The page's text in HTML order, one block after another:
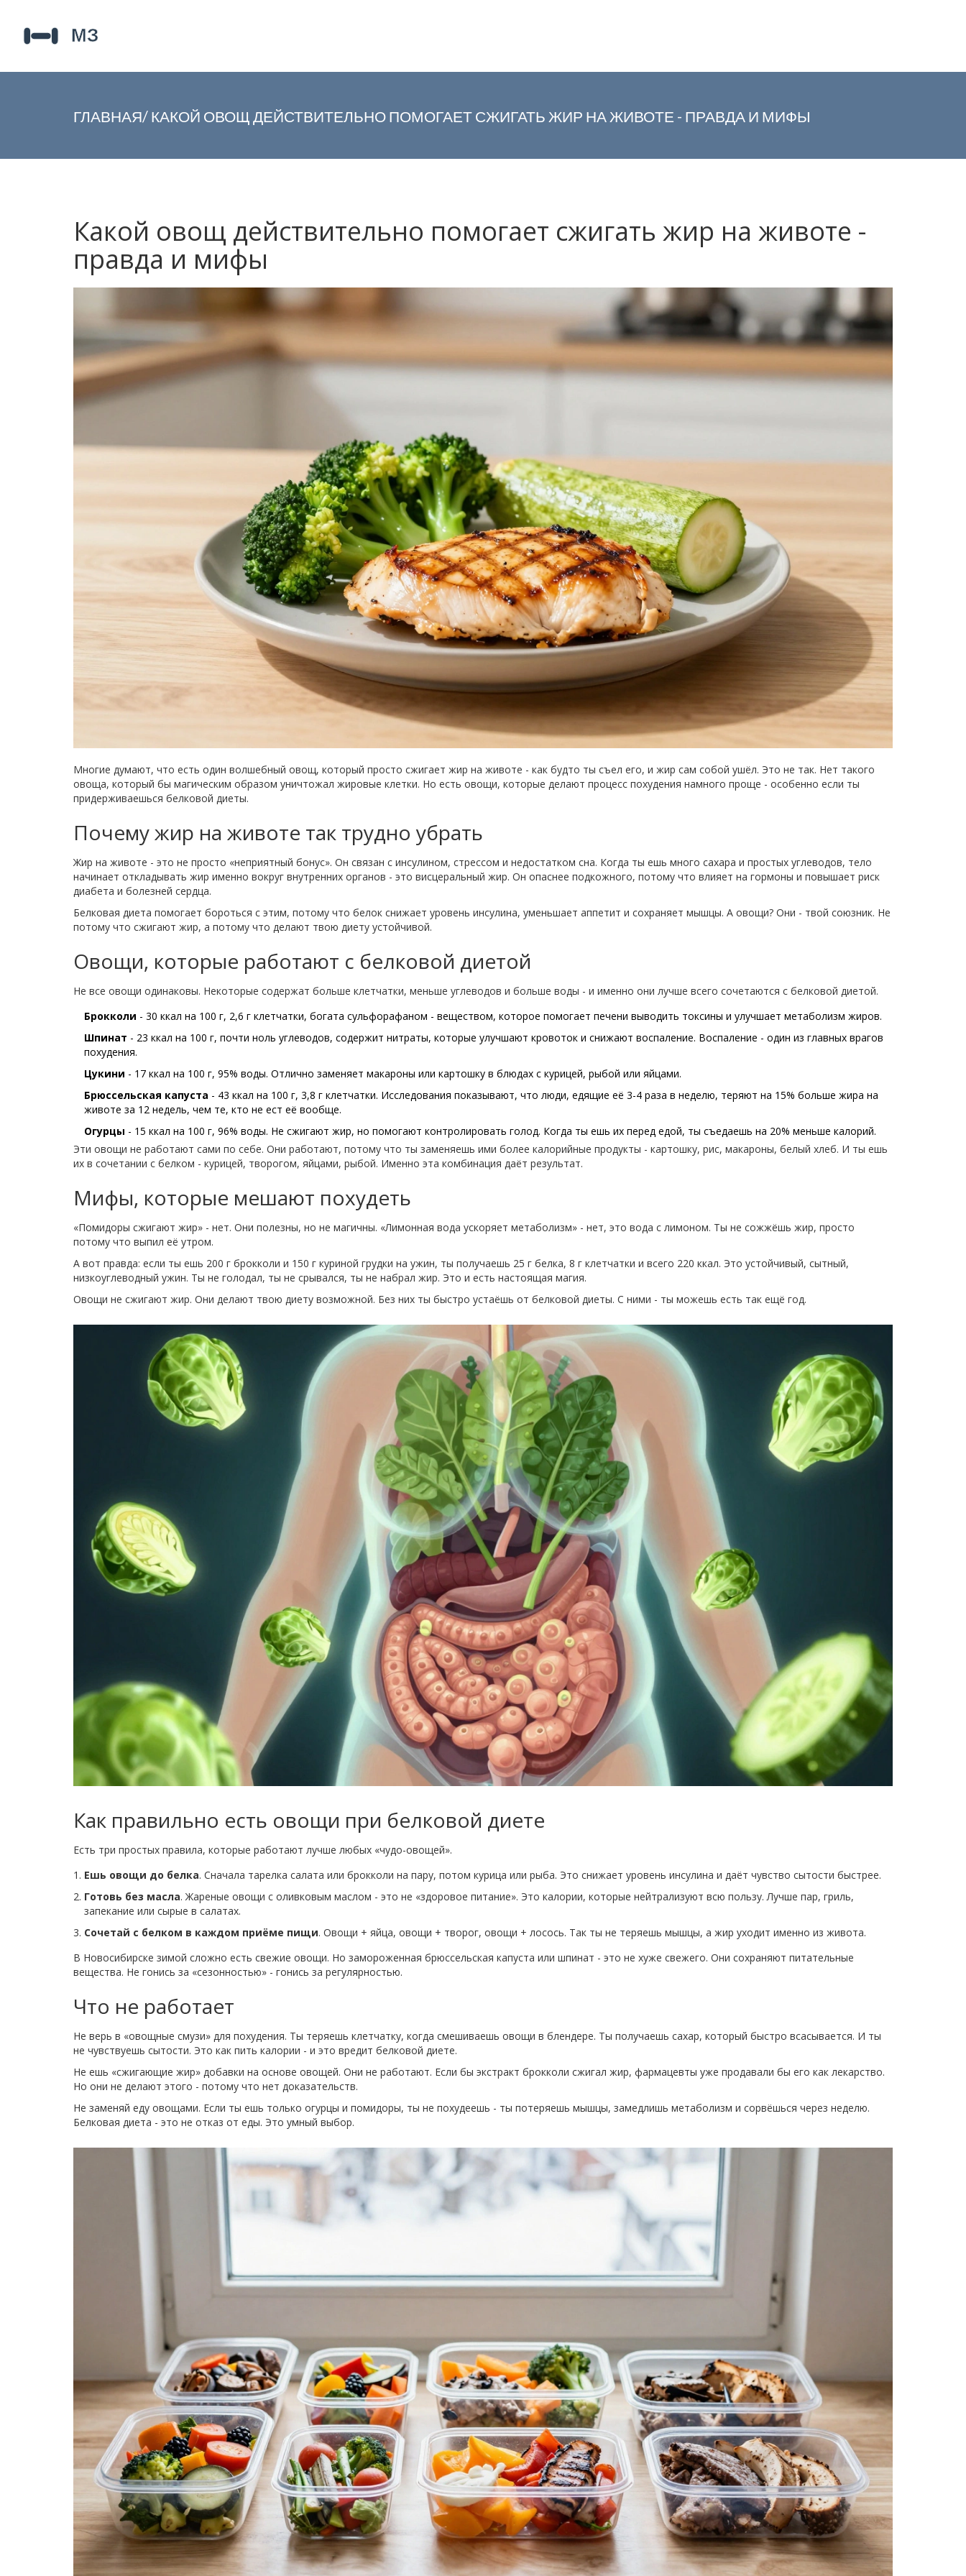
ГЛАВНАЯ/ КАКОЙ ОВОЩ ДЕЙСТВИТЕЛЬНО ПОМОГАЕТ СЖИГАТЬ ЖИР НА ЖИВОТЕ - ПРАВДА И МИФЫ
Какой овощ действительно помогает сжигать жир на животе -
правда и мифы
Многие думают, что есть один волшебный овощ, который просто сжигает жир на животе - как будто ты съел его, и жир сам собой ушёл. Это не так. Нет такого
овоща, который бы магическим образом уничтожал жировые клетки. Но есть овощи, которые делают процесс похудения намного проще - особенно если ты
придерживаешься белковой диеты.
Почему жир на животе так трудно убрать
Жир на животе - это не просто «неприятный бонус». Он связан с инсулином, стрессом и недостатком сна. Когда ты ешь много сахара и простых углеводов, тело
начинает откладывать жир именно вокруг внутренних органов - это висцеральный жир. Он опаснее подкожного, потому что влияет на гормоны и повышает риск
диабета и болезней сердца.
Белковая диета помогает бороться с этим, потому что белок снижает уровень инсулина, уменьшает аппетит и сохраняет мышцы. А овощи? Они - твой союзник. Не
потому что сжигают жир, а потому что делают твою диету устойчивой.
Овощи, которые работают с белковой диетой
Не все овощи одинаковы. Некоторые содержат больше клетчатки, меньше углеводов и больше воды - и именно они лучше всего сочетаются с белковой диетой.
Брокколи - 30 ккал на 100 г, 2,6 г клетчатки, богата сульфорафаном - веществом, которое помогает печени выводить токсины и улучшает метаболизм жиров.
Шпинат - 23 ккал на 100 г, почти ноль углеводов, содержит нитраты, которые улучшают кровоток и снижают воспаление. Воспаление - один из главных врагов
похудения.
Цукини - 17 ккал на 100 г, 95% воды. Отлично заменяет макароны или картошку в блюдах с курицей, рыбой или яйцами.
Брюссельская капуста - 43 ккал на 100 г, 3,8 г клетчатки. Исследования показывают, что люди, едящие её 3-4 раза в неделю, теряют на 15% больше жира на
животе за 12 недель, чем те, кто не ест её вообще.
Огурцы - 15 ккал на 100 г, 96% воды. Не сжигают жир, но помогают контролировать голод. Когда ты ешь их перед едой, ты съедаешь на 20% меньше калорий.
Эти овощи не работают сами по себе. Они работают, потому что ты заменяешь ими более калорийные продукты - картошку, рис, макароны, белый хлеб. И ты ешь
их в сочетании с белком - курицей, творогом, яйцами, рыбой. Именно эта комбинация даёт результат.
Мифы, которые мешают похудеть
«Помидоры сжигают жир» - нет. Они полезны, но не магичны. «Лимонная вода ускоряет метаболизм» - нет, это вода с лимоном. Ты не сожжёшь жир, просто
потому что выпил её утром.
А вот правда: если ты ешь 200 г брокколи и 150 г куриной грудки на ужин, ты получаешь 25 г белка, 8 г клетчатки и всего 220 ккал. Это устойчивый, сытный,
низкоуглеводный ужин. Ты не голодал, ты не срывался, ты не набрал жир. Это и есть настоящая магия.
Овощи не сжигают жир. Они делают твою диету возможной. Без них ты быстро устаёшь от белковой диеты. С ними - ты можешь есть так ещё год.
Как правильно есть овощи при белковой диете
Есть три простых правила, которые работают лучше любых «чудо-овощей».
Ешь овощи до белка. Сначала тарелка салата или брокколи на пару, потом курица или рыба. Это снижает уровень инсулина и даёт чувство сытости быстрее.
Готовь без масла. Жареные овощи с оливковым маслом - это не «здоровое питание». Это калории, которые нейтрализуют всю пользу. Лучше пар, гриль,
запекание или сырые в салатах.
Сочетай с белком в каждом приёме пищи. Овощи + яйца, овощи + творог, овощи + лосось. Так ты не теряешь мышцы, а жир уходит именно из живота.
В Новосибирске зимой сложно есть свежие овощи. Но замороженная брюссельская капуста или шпинат - это не хуже свежего. Они сохраняют питательные
вещества. Не гонись за «сезонностью» - гонись за регулярностью.
Что не работает
Не верь в «овощные смузи» для похудения. Ты теряешь клетчатку, когда смешиваешь овощи в блендере. Ты получаешь сахар, который быстро всасывается. И ты
не чувствуешь сытости. Это как пить калории - и это вредит белковой диете.
Не ешь «сжигающие жир» добавки на основе овощей. Они не работают. Если бы экстракт брокколи сжигал жир, фармацевты уже продавали бы его как лекарство.
Но они не делают этого - потому что нет доказательств.
Не заменяй еду овощами. Если ты ешь только огурцы и помидоры, ты не похудеешь - ты потеряешь мышцы, замедлишь метаболизм и сорвёшься через неделю.
Белковая диета - это не отказ от еды. Это умный выбор.